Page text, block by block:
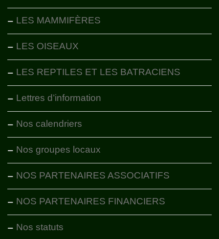
LES MAMMIFÈRES
LES OISEAUX
LES REPTILES ET LES BATRACIENS
Lettres d’information
Nos calendriers
Nos groupes locaux
NOS PARTENAIRES ASSOCIATIFS
NOS PARTENAIRES FINANCIERS
Nos statuts